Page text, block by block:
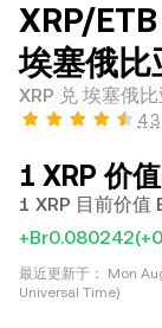
XRP/
埃塞俄比
XRP 兑 埃塞俄
4.3
1 XRP 价
1 XRP 目前价值
+Br0.080242
最近更新于：
Mon
Universal Time)